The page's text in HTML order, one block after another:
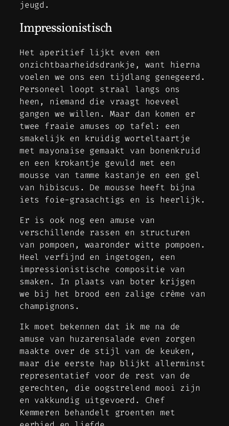
jeugd.
Impressionistisch
Het aperitief lijkt even een
onzichtbaarheidsdrankje, want hierna
voelen we ons een tijdlang genegeerd.
Personeel loopt straal langs ons
heen, niemand die vraagt hoeveel
gangen we willen. Maar dan komen er
twee fraaie amuses op tafel: een
smakelijk en kruidig worteltaartje
met mayonaise gemaakt van bonenkruid
en een krokantje gevuld met een
mousse van tamme kastanje en een gel
van hibiscus. De mousse heeft bijna
iets foie-grasachtigs en is heerlijk.
Er is ook nog een amuse van
verschillende rassen en structuren
van pompoen, waaronder witte pompoen.
Heel verfijnd en ingetogen, een
impressionistische compositie van
smaken. In plaats van boter krijgen
we bij het brood een zalige crème van
champignons.
Ik moet bekennen dat ik me na de
amuse van huzarensalade even zorgen
maakte over de stijl van de keuken,
maar die eerste hap blijkt allerminst
representatief voor de rest van de
gerechten, die oogstrelend mooi zijn
en vakkundig uitgevoerd. Chef
Kemmeren behandelt groenten met